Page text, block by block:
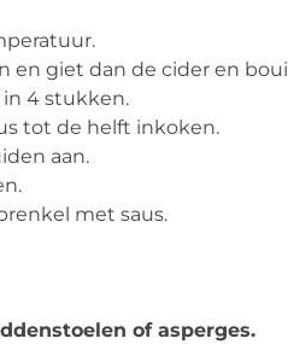
en giet dan de cider en
in 4 stukken.
tot de helft inkoken.
aan.
met saus.
of asperges.